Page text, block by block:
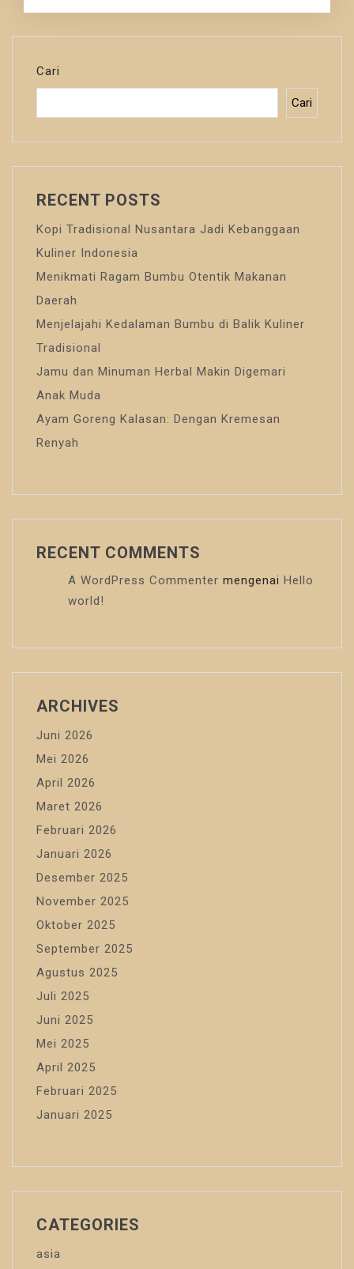
Cari
Cari
RECENT POSTS
Kopi Tradisional Nusantara Jadi Kebanggaan
Kuliner Indonesia
Menikmati Ragam Bumbu Otentik Makanan
Daerah
Menjelajahi Kedalaman Bumbu di Balik Kuliner
Tradisional
Jamu dan Minuman Herbal Makin Digemari
Anak Muda
Ayam Goreng Kalasan: Dengan Kremesan
Renyah
RECENT COMMENTS
A WordPress Commenter mengenai Hello
world!
ARCHIVES
Juni 2026
Mei 2026
April 2026
Maret 2026
Februari 2026
Januari 2026
Desember 2025
November 2025
Oktober 2025
September 2025
Agustus 2025
Juli 2025
Juni 2025
Mei 2025
April 2025
Februari 2025
Januari 2025
CATEGORIES
asia